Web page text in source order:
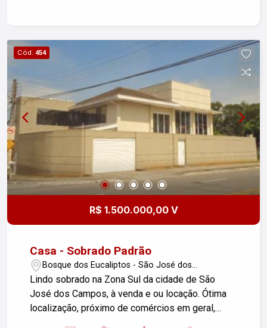
Cód. 454
R$ 1.500.000,00 V
Casa - Sobrado Padrão
Bosque dos Eucaliptos - São José dos
Campos/SP
Lindo sobrado na Zona Sul da cidade de São
José dos Campos, à venda e ou locação. Ótima
localização, próximo de comércios em geral,